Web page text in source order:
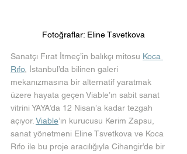
Fotoğraflar: Eline Tsvetkova
Sanatçı Fırat İtmeç’in balıkçı mitosu Koca
Rıfo, İstanbul’da bilinen galeri
mekanızmasına bir alternatif yaratmak
üzere hayata geçen Viable’ın sabit sanat
vitrini YAYA’da 12 Nisan’a kadar tezgah
açıyor. Viable’ın kurucusu Kerim Zapsu,
sanat yönetmeni Eline Tsvetkova ve Koca
Rıfo ile bu proje aracılığıyla Cihangir’de bir